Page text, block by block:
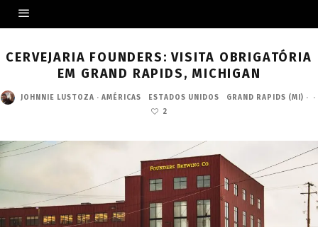
CERVEJARIA FOUNDERS: VISITA OBRIGATÓRIA
EM GRAND RAPIDS, MICHIGAN
JOHNNIE LUSTOZA · AMÉRICAS ESTADOS UNIDOS GRAND RAPIDS (MI) ·
·
2